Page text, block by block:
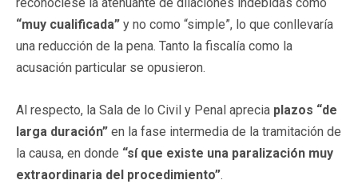
“muy cualificada” y no como “simple”, lo que conllevaría
una reducción de la pena. Tanto la fiscalía como la
acusación particular se opusieron.
Al respecto, la Sala de lo Civil y Penal aprecia plazos “de
larga duración” en la fase intermedia de la tramitación de
la causa, en donde “sí que existe una paralización muy
extraordinaria del procedimiento”.